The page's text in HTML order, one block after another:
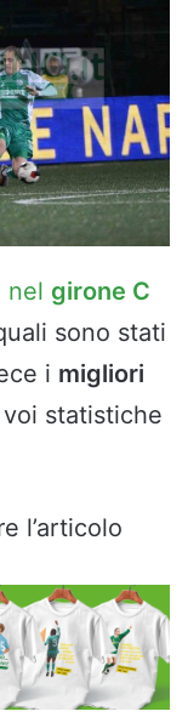
nel girone C
sono stati
i migliori
statistiche
l’articolo